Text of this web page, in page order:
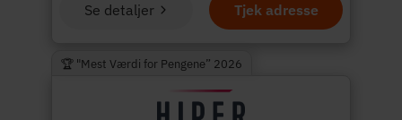
Tjek adresse
Se detaljer
🏆 "Mest Værdi for Pengene” 2026